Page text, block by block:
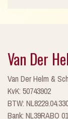
Van Der
Van Der Helm &
KvK: 50743902
BTW:
Bank: NL39RABO